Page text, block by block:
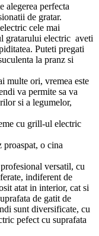
alegerea perfecta
de gratar.
cele mai
gratarului electric aveti
Puteti pregati
la pranz si
multe ori, vremea este
va permite sa va
si a legumelor,
cu grill-ul electric
o cina
versatil, cu
indiferent de
atat in interior, cat si
de gatit de
sunt diversificate, cu
pefect cu suprafata